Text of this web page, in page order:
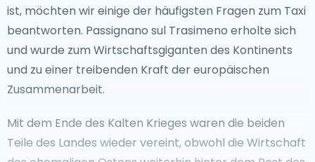
ist, möchten wir einige der häufigsten Fragen zum Taxi
beantworten. Passignano sul Trasimeno erholte sich
und wurde zum Wirtschaftsgiganten des Kontinents
und zu einer treibenden Kraft der europäischen
Zusammenarbeit.
Mit dem Ende des Kalten Krieges waren die beiden
Teile des Landes wieder vereint, obwohl die Wirtschaft